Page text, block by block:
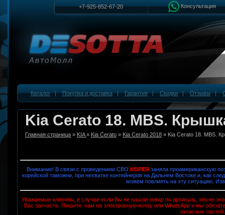
+7-925-852-67-20 Консультация
Каталог|Покупка и доставка|Гарантия|Скидки|Отзывы|
Kia Cerato 18. MBS.
Главная страница » KIA» Kia Cerato » Kia Cerato 2018 » Kia Cerato 18. MBS.
Внимание! В связи с проведением СВО КОРЕЯзаняла проамериканскую
корейской таможни, при нехватке контейнеров на Дальнем Востоке и, как
можем повлиять на эту ситуацию.
Уважаемые клиенты, в случае если Вы не нашли товар по артикулу, это не
Вас запчасти. Пишите нам на электронную почту или WhatsApp и мы
запасных частей.